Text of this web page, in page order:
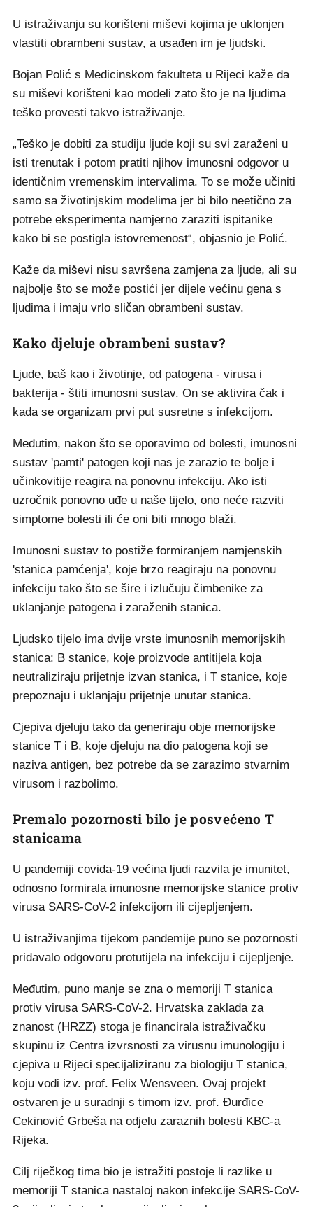
U istraživanju su korišteni miševi kojima je uklonjen
vlastiti obrambeni sustav, a usađen im je ljudski.
Bojan Polić s Medicinskom fakulteta u Rijeci kaže da
su miševi korišteni kao modeli zato što je na ljudima
teško provesti takvo istraživanje.
„Teško je dobiti za studiju ljude koji su svi zaraženi u
isti trenutak i potom pratiti njihov imunosni odgovor u
identičnim vremenskim intervalima. To se može učiniti
samo sa životinjskim modelima jer bi bilo neetično za
potrebe eksperimenta namjerno zaraziti ispitanike
kako bi se postigla istovremenost“, objasnio je Polić.
Kaže da miševi nisu savršena zamjena za ljude, ali su
najbolje što se može postići jer dijele većinu gena s
ljudima i imaju vrlo sličan obrambeni sustav.
Kako djeluje obrambeni sustav?
Ljude, baš kao i životinje, od patogena - virusa i
bakterija - štiti imunosni sustav. On se aktivira čak i
kada se organizam prvi put susretne s infekcijom.
Međutim, nakon što se oporavimo od bolesti, imunosni
sustav 'pamti' patogen koji nas je zarazio te bolje i
učinkovitije reagira na ponovnu infekciju. Ako isti
uzročnik ponovno uđe u naše tijelo, ono neće razviti
simptome bolesti ili će oni biti mnogo blaži.
Imunosni sustav to postiže formiranjem namjenskih
'stanica pamćenja', koje brzo reagiraju na ponovnu
infekciju tako što se šire i izlučuju čimbenike za
uklanjanje patogena i zaraženih stanica.
Ljudsko tijelo ima dvije vrste imunosnih memorijskih
stanica: B stanice, koje proizvode antitijela koja
neutraliziraju prijetnje izvan stanica, i T stanice, koje
prepoznaju i uklanjaju prijetnje unutar stanica.
Cjepiva djeluju tako da generiraju obje memorijske
stanice T i B, koje djeluju na dio patogena koji se
naziva antigen, bez potrebe da se zarazimo stvarnim
virusom i razbolimo.
Premalo pozornosti bilo je posvećeno T
stanicama
U pandemiji covida-19 većina ljudi razvila je imunitet,
odnosno formirala imunosne memorijske stanice protiv
virusa SARS-CoV-2 infekcijom ili cijepljenjem.
U istraživanjima tijekom pandemije puno se pozornosti
pridavalo odgovoru protutijela na infekciju i cijepljenje.
Međutim, puno manje se zna o memoriji T stanica
protiv virusa SARS-CoV-2. Hrvatska zaklada za
znanost (HRZZ) stoga je financirala istraživačku
skupinu iz Centra izvrsnosti za virusnu imunologiju i
cjepiva u Rijeci specijaliziranu za biologiju T stanica,
koju vodi izv. prof. Felix Wensveen. Ovaj projekt
ostvaren je u suradnji s timom izv. prof. Đurđice
Cekinović Grbeša na odjelu zaraznih bolesti KBC-a
Rijeka.
Cilj riječkog tima bio je istražiti postoje li razlike u
memoriji T stanica nastaloj nakon infekcije SARS-CoV-